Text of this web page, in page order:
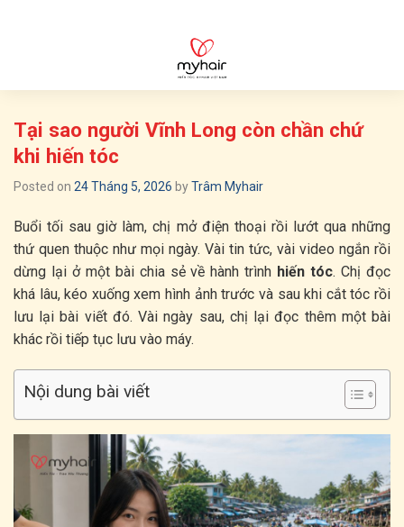
Tại sao người Vĩnh Long còn chần chứ
khi hiến tóc
Posted on 24 Tháng 5, 2026 byTrâm Myhair
Buổi tối sau giờ làm, chị mở điện thoại rồi lướt qua những
thứ quen thuộc như mọi ngày. Vài tin tức, vài video ngắn rồi
dừng lại ở một bài chia sẻ về hành trình hiến tóc. Chị đọc
khá lâu, kéo xuống xem hình ảnh trước và sau khi cắt tóc rồi
lưu lại bài viết đó. Vài ngày sau, chị lại đọc thêm một bài
khác rồi tiếp tục lưu vào máy.
Nội dung bài viết